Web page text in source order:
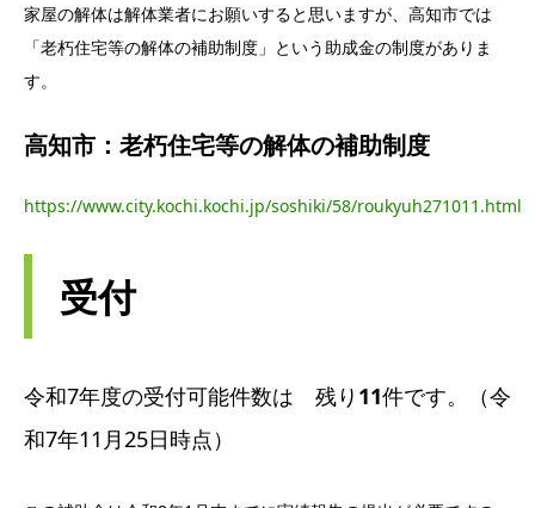
家屋の解体は解体業者にお願いすると思いますが、高知市では
「老朽住宅等の解体の補助制度」という助成金の制度がありま
す。
高知市：老朽住宅等の解体の補助制度
https://www.city.kochi.kochi.jp/soshiki/58/roukyuh271011.html
受付
令和7年度の受付可能件数は 残り 11件です。（令
和7年11月25日時点）